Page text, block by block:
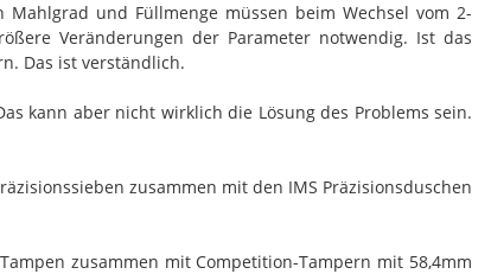
und Füllmenge müssen beim Wechsel vom 2-
Veränderungen der Parameter notwendig. Ist das
Das ist verständlich.
kann aber nicht wirklich die Lösung des Problems sein.
zusammen mit den IMS Präzisionsduschen
zusammen mit Competition-Tampern mit 58,4mm